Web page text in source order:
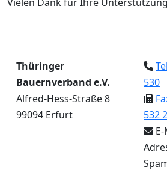
Thüringer
Bauernverband e.V.
Alfred-Hess-Straße 8
99094 Erfurt
530
532